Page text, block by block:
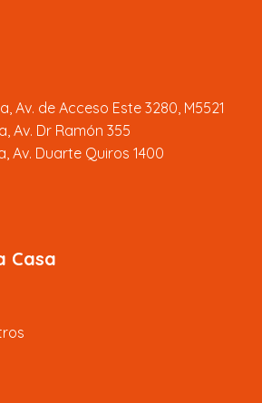
Av. de Acceso Este 3280, M5521
Av. Dr Ramón 355
Av. Duarte Quiros 1400
Casa